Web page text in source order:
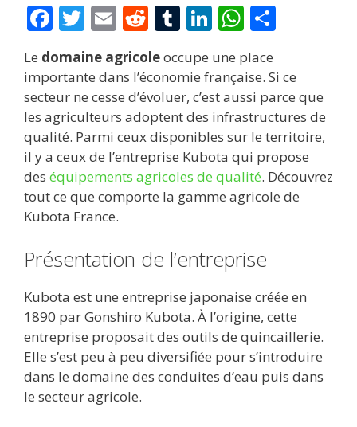
F
e
b
o
o
k
T
itt
er
E
m
ai
l
R
e
d
di
t
T
m
bl
r
Li
k
e
dI
n
W
h
at
s
A
p
p
ta
g
er
Le domaine agricoleoccupe une place
importante dans l’économie française. Si ce
secteur ne cesse d’évoluer, c’est aussi parce que
les agriculteurs adoptent des infrastructures de
qualité. Parmi ceux disponibles sur le territoire,
il y a ceux de l’entreprise Kubota qui propose
des équipements agricoles de qualité. Découvrez
tout ce que comporte la gamme agricole de
Kubota France.
Présentation de l’entreprise
Kubota est une entreprise japonaise créée en
1890 par Gonshiro Kubota. À l’origine, cette
entreprise proposait des outils de quincaillerie.
Elle s’est peu à peu diversifiée pour s’introduire
dans le domaine des conduites d’eau puis dans
le secteur agricole.